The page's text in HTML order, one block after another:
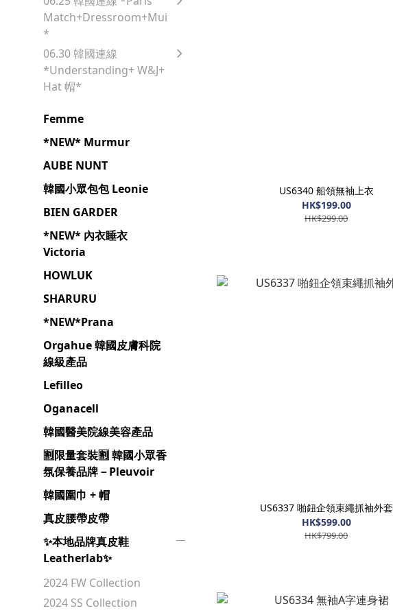
Match+Dressroom+Mui
*
06.30 韓國連線
*Understanding+ W&J+
Hat 帽*
Femme
*NEW* Murmur
AUBE NUNT
韓國小眾包包 Leonie
BIEN GARDER
*NEW* 內衣睡衣
Victoria
HOWLUK
SHARURU
*NEW*Prana
Orgahue 韓國皮膚科院
線級產品
Lefilleo
Oganacell
韓國醫美院線美容產品
🈹️限量套裝🈹️ 韓國小眾香
氛保養品牌－Pleuvoir
韓國圍巾 + 帽
真皮腰帶皮帶
✨本地品牌真皮鞋
Leatherlab✨
2024 FW Collection
2024 SS Collection
US6340 船領無袖上衣
HK$199.00
HK$299.00
US6337 啪鈕企領束繩抓袖外套
HK$599.00
HK$799.00